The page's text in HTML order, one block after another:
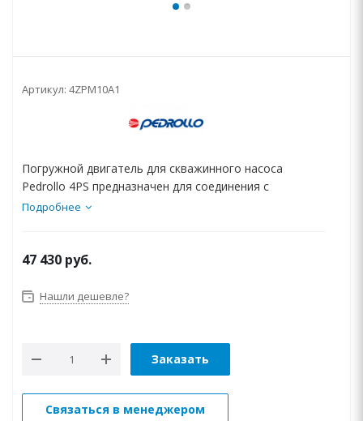
Артикул: 4ZPM10A1
Погружной двигатель для скважинного насоса
Pedrollo 4PS предназначен для соединения с
гидравлической...
Подробнее
47 430 руб.
Нашли дешевле?
Заказать
Связаться в менеджером